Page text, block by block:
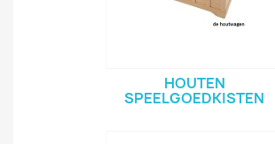
HOUTEN
SPEELGOEDKISTEN